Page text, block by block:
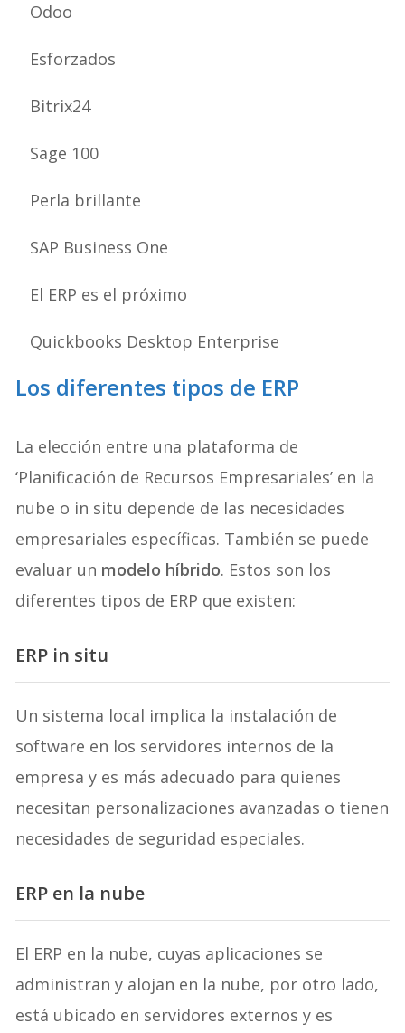
Odoo
Esforzados
Bitrix24
Sage 100
Perla brillante
SAP Business One
El ERP es el próximo
Quickbooks Desktop Enterprise
Los diferentes tipos de ERP
La elección entre una plataforma de
‘Planificación de Recursos Empresariales’ en la
nube o in situ depende de las necesidades
empresariales específicas. También se puede
evaluar un modelo híbrido. Estos son los
diferentes tipos de ERP que existen:
ERP in situ
Un sistema local implica la instalación de
software en los servidores internos de la
empresa y es más adecuado para quienes
necesitan personalizaciones avanzadas o tienen
necesidades de seguridad especiales.
ERP en la nube
El ERP en la nube, cuyas aplicaciones se
administran y alojan en la nube, por otro lado,
está ubicado en servidores externos y es